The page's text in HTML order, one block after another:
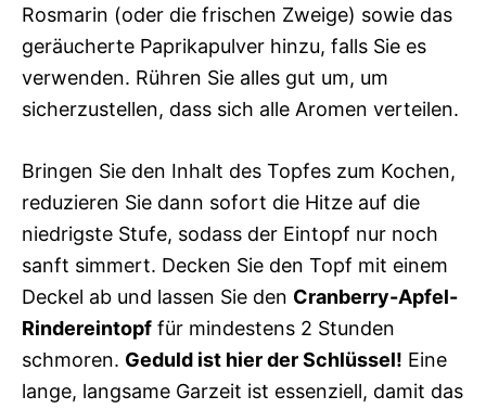
Rosmarin (oder die frischen Zweige) sowie das
geräucherte Paprikapulver hinzu, falls Sie es
verwenden. Rühren Sie alles gut um, um
sicherzustellen, dass sich alle Aromen verteilen.
Bringen Sie den Inhalt des Topfes zum Kochen,
reduzieren Sie dann sofort die Hitze auf die
niedrigste Stufe, sodass der Eintopf nur noch
sanft simmert. Decken Sie den Topf mit einem
Deckel ab und lassen Sie den Cranberry-Apfel-
Rindereintopf für mindestens 2 Stunden
schmoren. Geduld ist hier der Schlüssel! Eine
lange, langsame Garzeit ist essenziell, damit das